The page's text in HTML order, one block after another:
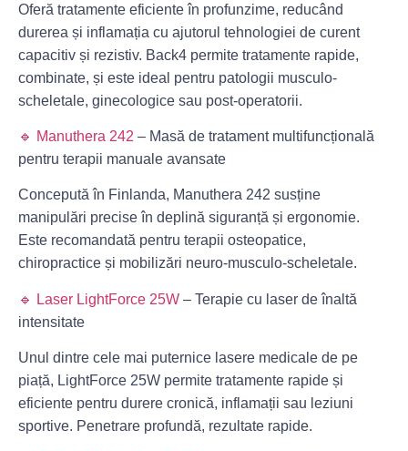
Oferă tratamente eficiente în profunzime, reducând
durerea și inflamația cu ajutorul tehnologiei de curent
capacitiv și rezistiv. Back4 permite tratamente rapide,
combinate, și este ideal pentru patologii musculo-
scheletale, ginecologice sau post-operatorii.
🔹 Manuthera 242 – Masă de tratament multifuncțională
pentru terapii manuale avansate
Concepută în Finlanda, Manuthera 242 susține
manipulări precise în deplină siguranță și ergonomie.
Este recomandată pentru terapii osteopatice,
chiropractice și mobilizări neuro-musculo-scheletale.
🔹 Laser LightForce 25W – Terapie cu laser de înaltă
intensitate
Unul dintre cele mai puternice lasere medicale de pe
piață, LightForce 25W permite tratamente rapide și
eficiente pentru durere cronică, inflamații sau leziuni
sportive. Penetrare profundă, rezultate rapide.